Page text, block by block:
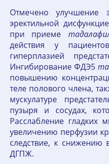
Отмечено улучшение
эректильной
при приеме
действия у
гиперплазией
Ингибирование ФДЭ5
повышению
теле полового члена,
мускулатуре
пузыря и сосудах,
Расслабление гладких
увеличению перфузии
следствие, к снижению
ДГПЖ.